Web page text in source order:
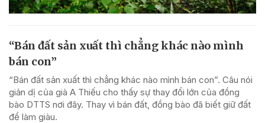
“Bán đất sản xuất thì chẳng khác nào mình
bán con”
“Bán đất sản xuất thì chẳng khác nào mình bán con”. Câu nói
giản dị của già A Thiếu cho thấy sự thay đổi lớn của đồng
bào DTTS nơi đây. Thay vì bán đất, đồng bào đã biết giữ đất
để làm giàu.